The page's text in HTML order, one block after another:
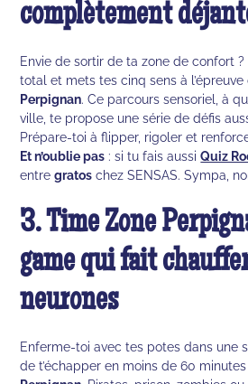
complètement
Envie de sortir de ta zone de confort
total et mets tes cinq sens à
Perpignan. Ce parcours sensoriel, à
ville, te propose une série de défis
Prépare-toi à flipper, rigoler et
Et n’oublie pas : si tu fais aussiQuiz
entregratos chez SENSAS. Sympa,
3. Time Zone
game qui fait
neurones
Enferme-toi avec tes potes dans une
de t’échapper en moins de 60